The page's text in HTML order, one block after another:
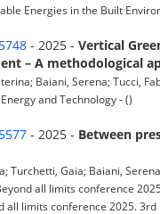
Energies in the Built
- 2025 - Vertical
– A methodological
Baiani, Serena; Tucci,
and Technology - ()
- 2025 - Between
Turchetti, Gaia; Baiani,
all limits conference
all limits conference 2025.